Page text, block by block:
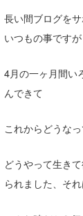
長い間ブログを
いつもの事ですが
4月の一ヶ月間い
んできて
これからどうな
どうやって生き
られました、それ
Yasunari
Yoshiyuki
DELTA
CBA Films
熊谷素子
Colors
WAVAL
福島寿実子
中浦“JET”章
嵯峨明日香
進士剛光
田原啓江
植村未来
波伝説スタ
☆加藤
+☆maki☆+
Aichan
chan-U
ECE
G◎Da
波伝説